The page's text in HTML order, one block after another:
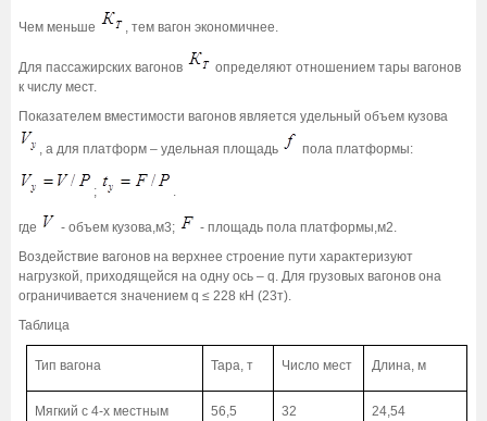
Чем меньше , тем вагон экономичнее.
Для пассажирских вагонов
определяют отношением тары вагонов
к числу мест.
Показателем вместимости вагонов является удельный объем кузова
, а для платформ – удельная площадь пола платформы:
; .
где - объем кузова,м3;
- площадь пола платформы,м2.
Воздействие вагонов на верхнее строение пути характеризуют
нагрузкой, приходящейся на одну ось – q. Для грузовых вагонов она
ограничивается значением q ≤ 228 кН (23т).
Таблица
Тип вагона Тара, т Число мест Длина, м
Мягкий с 4-х местным
56,5 32 24,54